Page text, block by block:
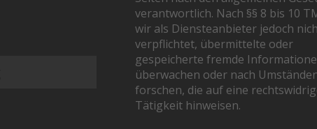
verantwortlich. Nach §§ 8 bis 10
wir als Diensteanbieter jedoch
verpflichtet, übermittelte oder
gespeicherte fremde
überwachen oder nach
forschen, die auf eine
Tätigkeit hinweisen.